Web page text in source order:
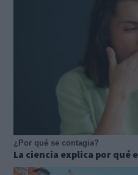
¿Por qué se contagia?
La ciencia explica por qué